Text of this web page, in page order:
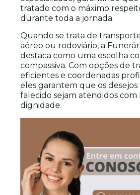
tratado com o máximo
durante toda a jornada.
Quando se trata de
aéreo ou rodoviário, a
destaca como uma escolha
compassiva. Com opções de
eficientes e coordenadas
eles garantem que os desejos
falecido sejam atendidos com
dignidade.